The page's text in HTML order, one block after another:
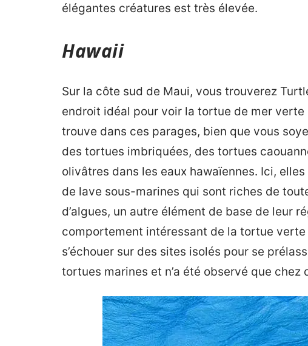
élégantes créatures est très élevée.
Hawaii
Sur la côte sud de Maui, vous trouverez
endroit idéal pour voir la tortue de mer verte
trouve dans ces parages, bien que vous
des tortues imbriquées, des tortues
olivâtres dans les eaux hawaïennes. Ici,
de lave sous-marines qui sont riches de
d’algues, un autre élément de base de leur
comportement intéressant de la tortue
s’échouer sur des sites isolés pour se
tortues marines et n’a été observé que